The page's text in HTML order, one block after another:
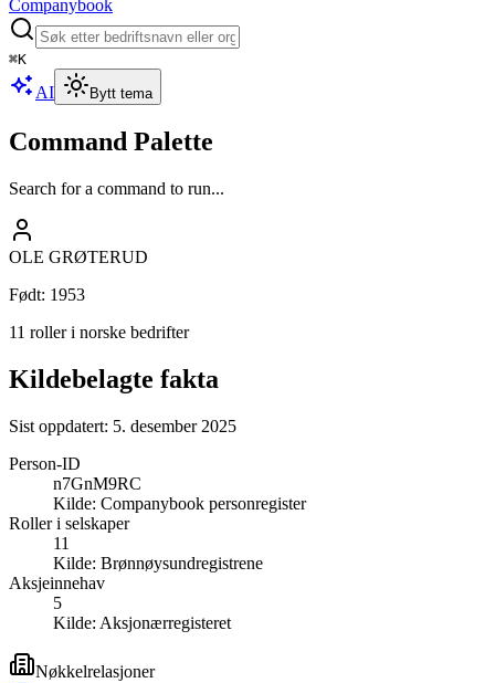
Companybook
⌘K
AI Bytt tema
Command Palette
Search for a command to run...
OLE GRØTERUD
Født: 1953
11 roller i norske bedrifter
Kildebelagte fakta
Sist oppdatert: 5. desember 2025
Person-ID
n7GnM9RC
Kilde: Companybook personregister
Roller i selskaper
11
Kilde: Brønnøysundregistrene
Aksjeinnehav
5
Kilde: Aksjonærregisteret
Nøkkelrelasjoner